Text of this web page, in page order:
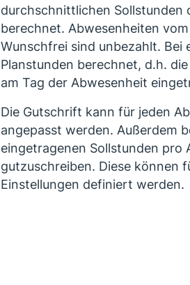
durchschnittlichen Sollstunden
berechnet. Abwesenheiten
Wunschfrei sind unbezahlt. Bei
Planstunden berechnet, d.h.
am Tag der Abwesenheit
Die Gutschrift kann für jeden
angepasst werden. Außerdem
eingetragenen Sollstunden pro
gutzuschreiben. Diese können
Einstellungen definiert werden.